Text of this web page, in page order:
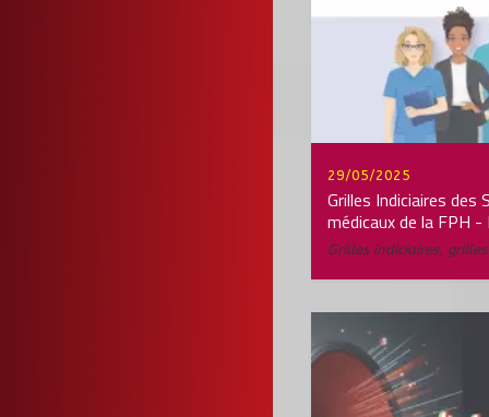
29/05/2025
Grilles Indiciaires des
médicaux de la FPH
Grilles indiciaires,